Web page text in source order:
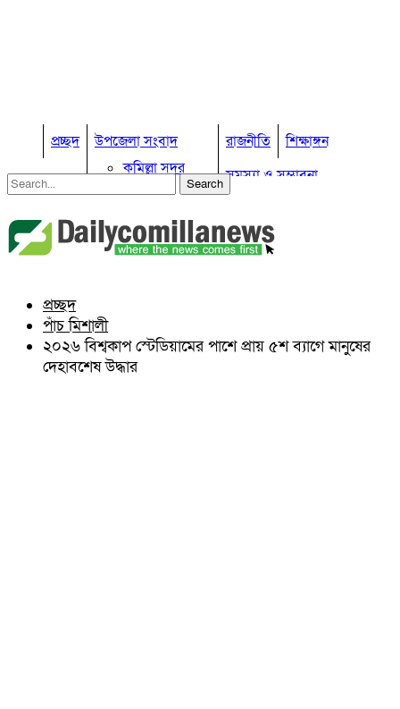
প্রচ্ছদ
উপজেলা সংবাদ
কুমিল্লা সদর
কুমিল্লা সদর দক্ষিণ
ব্রাহ্মণপাড়া
লাকসাম
লালমাই
দাউদকান্দি
রাজনীতি
শিক্ষাঙ্গন
সমস্যা ও সম্ভাবনা
কুমিল্লা ভোটের হাওয়া
কুমিল্লার ঐতিহ্য
প্রচ্ছদ
পাঁচ মিশালী
২০২৬ বিশ্বকাপ স্টেডিয়ামের পাশে প্রায় ৫শ ব্যাগে মানুষের
দেহাবশেষ উদ্ধার